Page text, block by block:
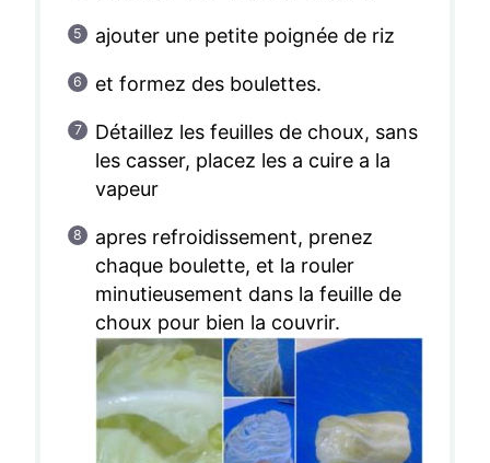
ajouter une petite poignée de riz
et formez des boulettes.
Détaillez les feuilles de choux, sans
les casser, placez les a cuire a la
vapeur
apres refroidissement, prenez
chaque boulette, et la rouler
minutieusement dans la feuille de
choux pour bien la couvrir.